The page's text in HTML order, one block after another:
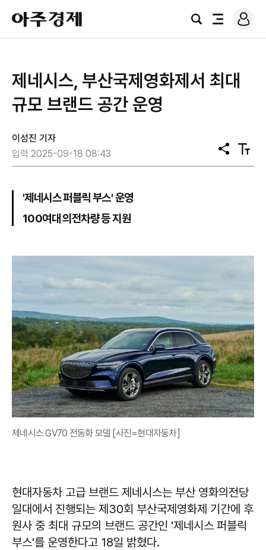
아
주
경
검
전
로
그
제네시스, 부산국제영화제서 최대
규모 브랜드 공간 운영
이성진 기자
입력 2025-09-18 08:43
공
유
텍
스
'제네시스 퍼블릭 부스' 운영
100여대 의전차량 등 지원
제네시스 GV70 전동화 모델 [사진=현대자동차]
현대자동차 고급 브랜드 제네시스는 부산 영화의전당
일대에서 진행되는 제30회 부산국제영화제 기간에 후
원사 중 최대 규모의 브랜드 공간인 '제네시스 퍼블릭
부스'를 운영한다고 18일 밝혔다.